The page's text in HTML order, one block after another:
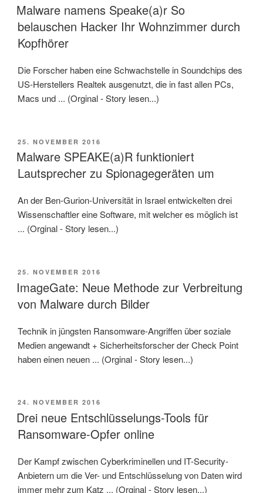
AM
Malware namens Speake(a)r So
belauschen Hacker Ihr Wohnzimmer durch
Kopfhörer
Die Forscher haben eine Schwachstelle in Soundchips des
US-Herstellers Realtek ausgenutzt, die in fast allen PCs,
Macs und ... (Orginal - Story lesen...)
VERÖFFENTLICHT
AM
25. NOVEMBER 2016
Malware SPEAKE(a)R funktioniert
Lautsprecher zu Spionagegeräten um
An der Ben-Gurion-Universität in Israel entwickelten drei
Wissenschaftler eine Software, mit welcher es möglich ist
... (Orginal - Story lesen...)
VERÖFFENTLICHT
AM
25. NOVEMBER 2016
ImageGate: Neue Methode zur Verbreitung
von Malware durch Bilder
Technik in jüngsten Ransomware-Angriffen über soziale
Medien angewandt + Sicherheitsforscher der Check Point
haben einen neuen ... (Orginal - Story lesen...)
VERÖFFENTLICHT
AM
24. NOVEMBER 2016
Drei neue Entschlüsselungs-Tools für
Ransomware-Opfer online
Der Kampf zwischen Cyberkriminellen und IT-Security-
Anbietern um die Ver- und Entschlüsselung von Daten wird
immer mehr zum Katz ... (Orginal - Story lesen...)